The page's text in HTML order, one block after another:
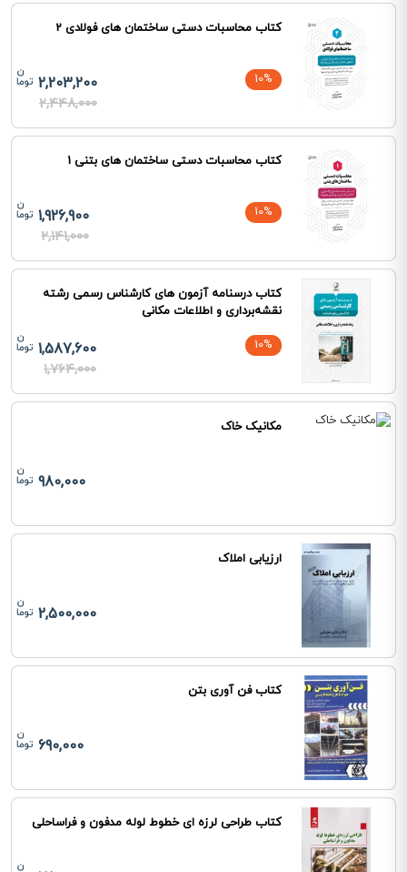
کتاب محاسبات دستی ساختمان های فولادی 2
10%
2,203,200
2,448,000
کتاب محاسبات دستی ساختمان های بتنی 1
10%
1,926,900
2,141,000
کتاب درسنامه آزمون های کارشناس رسمی رشته
نقشه‌برداری و اطلاعات مکانی
10%
1,587,600
1,764,000
مکانیک خاک
980,000
ارزیابی املاک
2,500,000
کتاب فن آوری بتن
690,000
کتاب طراحی لرزه ای خطوط لوله مدفون و فراساحلی